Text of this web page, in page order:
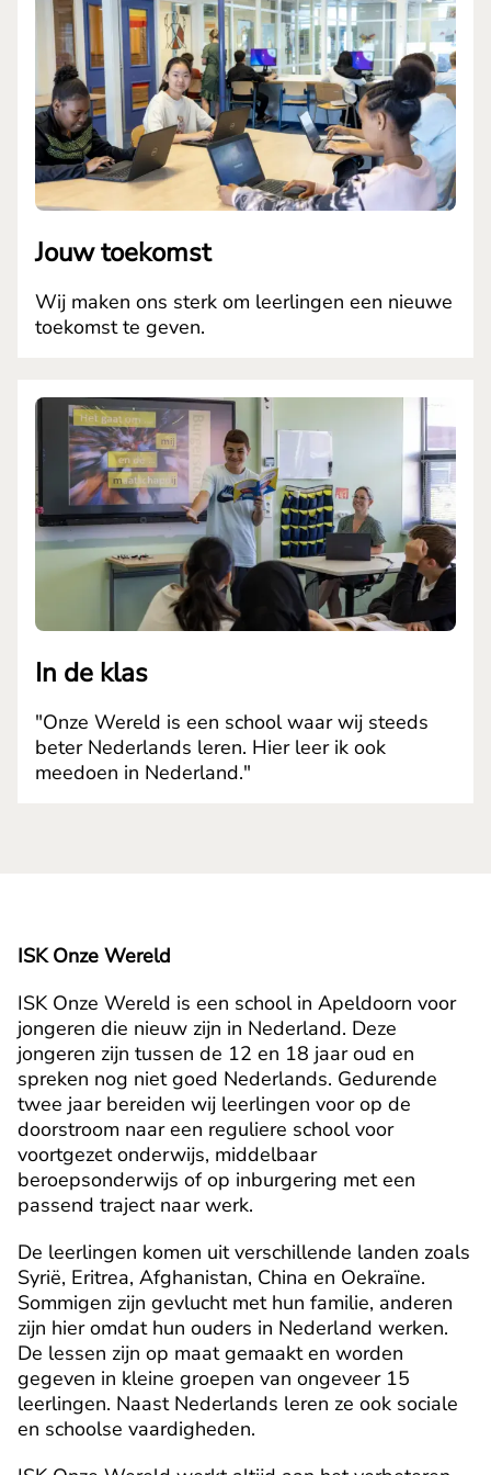
Jouw toekomst
Wij maken ons sterk om leerlingen een nieuwe
toekomst te geven.
In de klas
"Onze Wereld is een school waar wij steeds
beter Nederlands leren. Hier leer ik ook
meedoen in Nederland."
ISK Onze Wereld
ISK Onze Wereld is een school in Apeldoorn voor
jongeren die nieuw zijn in Nederland. Deze
jongeren zijn tussen de 12 en 18 jaar oud en
spreken nog niet goed Nederlands. Gedurende
twee jaar bereiden wij leerlingen voor op de
doorstroom naar een reguliere school voor
voortgezet onderwijs, middelbaar
beroepsonderwijs of op inburgering met een
passend traject naar werk.
De leerlingen komen uit verschillende landen zoals
Syrië, Eritrea, Afghanistan, China en Oekraïne.
Sommigen zijn gevlucht met hun familie, anderen
zijn hier omdat hun ouders in Nederland werken.
De lessen zijn op maat gemaakt en worden
gegeven in kleine groepen van ongeveer 15
leerlingen. Naast Nederlands leren ze ook sociale
en schoolse vaardigheden.